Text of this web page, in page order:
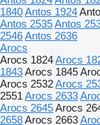
1840Antos 1924
Antos 2535Antos
2546Antos 2636
Arocs
Arocs 1824Arocs
1843Arocs 1845
Arocs 2532Arocs
2551 Arocs 2633
Arocs 2645Arocs
2658Arocs 2663